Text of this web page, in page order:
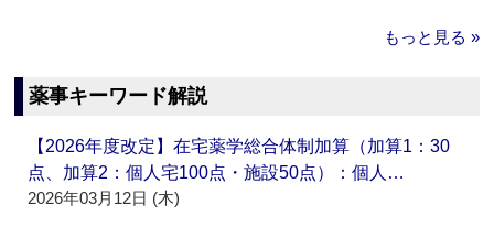
もっと見る »
薬事キーワード解説
【2026年度改定】在宅薬学総合体制加算（加算1：30
点、加算2：個人宅100点・施設50点）：個人…
2026年03月12日 (木)